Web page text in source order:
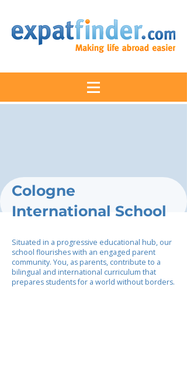
Cologne
International School
Situated in a progressive educational hub, our
school flourishes with an engaged parent
community. You, as parents, contribute to a
bilingual and international curriculum that
prepares students for a world without borders.